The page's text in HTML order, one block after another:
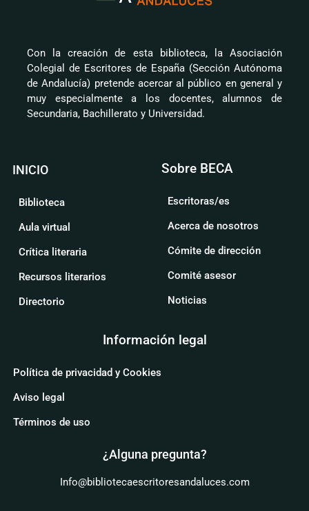
Con la creación de esta biblioteca, la Asociación
Colegial de Escritores de España (Sección Autónoma
de Andalucía) pretende acercar al público en general y
muy especialmente a los docentes, alumnos de
Secundaria, Bachillerato y Universidad.
INICIO
Biblioteca
Aula virtual
Crítica literaria
Recursos literarios
Directorio
Sobre BECA
Escritoras/es
Acerca de nosotros
Cómite de dirección
Comité asesor
Noticias
Información legal
Política de privacidad y Cookies
Aviso legal
Términos de uso
¿Alguna pregunta?
Info@bibliotecaescritoresandaluces.com